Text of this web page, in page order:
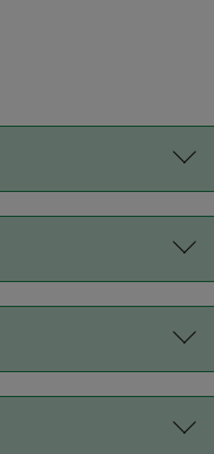
長機能をご利用くださ
の上事前申請すること
います。
ューの平均値、などで
EXPRESS／Diners